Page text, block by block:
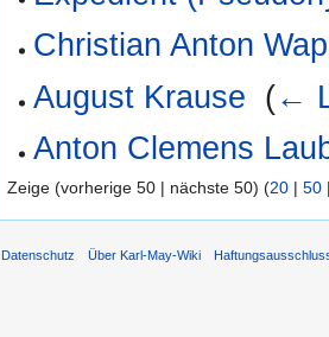
Christian Anton
August Krause (←
Anton Clemens
Zeige (vorherige 50 | nächste 50) (20 | 50
Datenschutz Über Karl-May-Wiki